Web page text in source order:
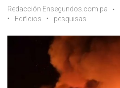
Redacción Ensegundos.com.pa
Edificios
pesquisas